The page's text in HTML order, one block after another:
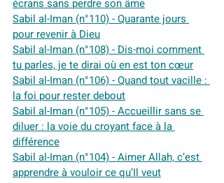
écrans sans perdre son âme
Sabil al-Iman (n°110) - Quarante jours
pour revenir à Dieu
Sabil al-Iman (n°108) - Dis-moi comment
tu parles, je te dirai où en est ton cœur
Sabil al-Iman (n°106) - Quand tout vacille :
la foi pour rester debout
Sabil al-Iman (n°105) - Accueillir sans se
diluer : la voie du croyant face à la
différence
Sabil al-Iman (n°104) - Aimer Allah, c’est
apprendre à vouloir ce qu’Il veut